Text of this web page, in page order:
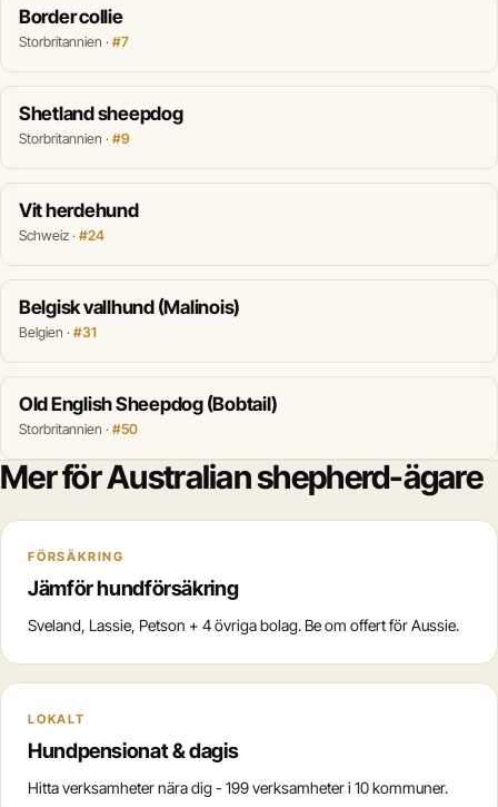
Border collie
Storbritannien · #7
Shetland sheepdog
Storbritannien · #9
Vit herdehund
Schweiz · #24
Belgisk vallhund (Malinois)
Belgien · #31
Old English Sheepdog (Bobtail)
Storbritannien · #50
Mer för Australian shepherd-ägare
FÖRSÄKRING
Jämför hundförsäkring
Sveland, Lassie, Petson + 4 övriga bolag. Be om offert för Aussie.
LOKALT
Hundpensionat & dagis
Hitta verksamheter nära dig - 199 verksamheter i 10 kommuner.